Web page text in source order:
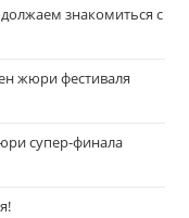
знакомиться с
жюри фестиваля
супер-финала